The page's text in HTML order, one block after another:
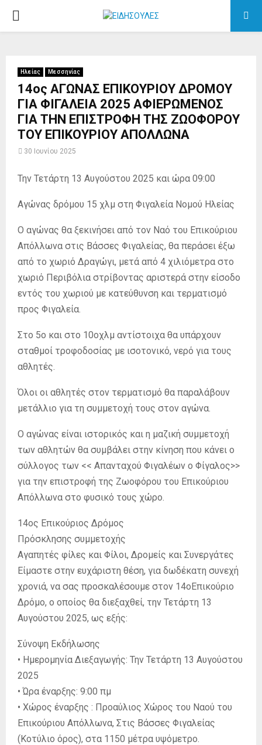
PRIMARY
Ηλείας Μεσσηνίας
14ος ΑΓΩΝΑΣ ΕΠΙΚΟΥΡΙΟΥ ΔΡΟΜΟΥ
ΓΙΑ ΦΙΓΑΛΕΙΑ 2025 ΑΦΙΕΡΩΜΕΝΟΣ
ΓΙΑ ΤΗΝ ΕΠΙΣΤΡΟΦΗ ΤΗΣ ΖΩΟΦΟΡΟΥ
ΤΟΥ ΕΠΙΚΟΥΡΙΟΥ ΑΠΟΛΛΩΝΑ
30 Ιουνίου 2025
Την Τετάρτη 13 Αυγούστου 2025 και ώρα 09:00
Αγώνας δρόμου 15 χλμ στη Φιγαλεία Νομού Ηλείας
Ο αγώνας θα ξεκινήσει από τον Ναό του Επικούριου
Απόλλωνα στις Βάσσες Φιγαλείας, θα περάσει έξω
από το χωριό Δραγώγι, μετά από 4 χιλιόμετρα στο
χωριό Περιβόλια στρίβοντας αριστερά στην είσοδο
εντός του χωριού με κατεύθυνση και τερματισμό
προς Φιγαλεία.
Στο 5ο και στο 10οχλμ αντίστοιχα θα υπάρχουν
σταθμοί τροφοδοσίας με ισοτονικό, νερό για τους
αθλητές.
Όλοι οι αθλητές στον τερματισμό θα παραλάβουν
μετάλλιο για τη συμμετοχή τους στον αγώνα.
Ο αγώνας είναι ιστορικός και η μαζική συμμετοχή
των αθλητών θα συμβάλει στην κίνηση που κάνει ο
σύλλογος των << Απανταχού Φιγαλέων ο Φίγαλος>>
για την επιστροφή της Ζωοφόρου του Επικούριου
Απόλλωνα στο φυσικό τους χώρο.
14ος Επικούριος Δρόμος
Πρόσκλησης συμμετοχής
Αγαπητές φίλες και Φίλοι, Δρομείς και Συνεργάτες
Είμαστε στην ευχάριστη θέση, για δωδέκατη συνεχή
χρονιά, να σας προσκαλέσουμε στον 14οΕπικούριο
Δρόμο, ο οποίος θα διεξαχθεί, την Τετάρτη 13
Αυγούστου 2025, ως εξής:
Σύνοψη Εκδήλωσης
• Ημερομηνία Διεξαγωγής: Την Τετάρτη 13 Αυγούστου
2025
• Ώρα έναρξης: 9:00 πμ
• Χώρος έναρξης : Προαύλιος Χώρος του Ναού του
Επικούριου Απόλλωνα, Στις Βάσσες Φιγαλείας
(Κοτύλιο όρος), στα 1150 μέτρα υψόμετρο.